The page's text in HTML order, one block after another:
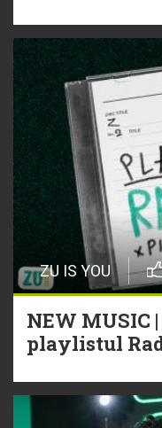
ZU IS YOU
NEW MUSIC
playlistul